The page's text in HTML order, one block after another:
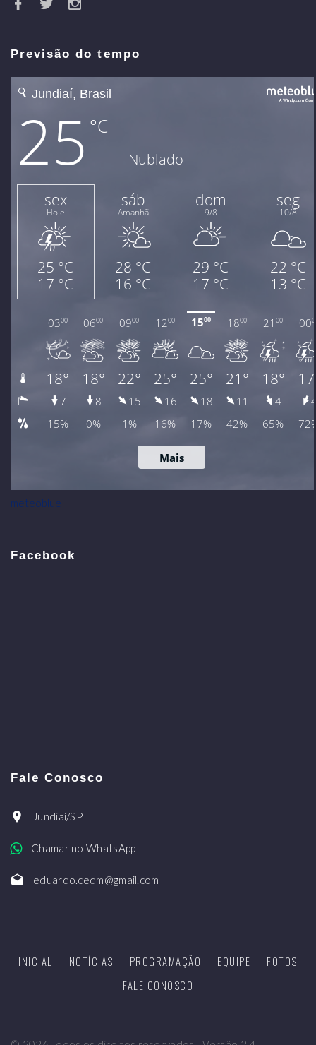
Previsão do tempo
meteoblue
Facebook
Fale Conosco
Jundiaí/SP
Chamar no WhatsApp
eduardo.cedm@gmail.com
INICIAL NOTÍCIAS PROGRAMAÇÃO EQUIPE
FOTOS
FALE CONOSCO